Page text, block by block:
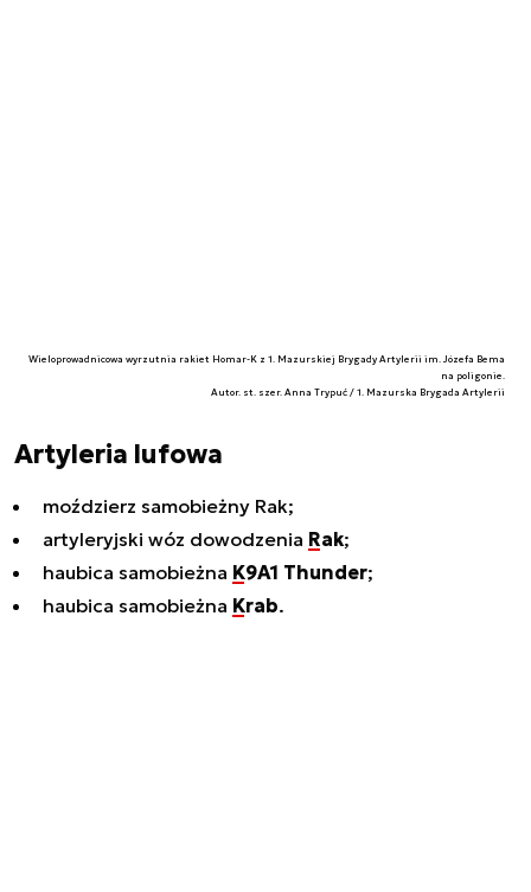
Wieloprowadnicowa wyrzutnia rakiet Homar-K z 1. Mazurskiej Brygady Artylerii im. Józefa Bema
na poligonie.
Autor. st. szer. Anna Trypuć / 1. Mazurska Brygada Artylerii
Artyleria lufowa
moździerz samobieżny Rak;
artyleryjski wóz dowodzenia Rak;
haubica samobieżna K9A1 Thunder;
haubica samobieżna Krab.